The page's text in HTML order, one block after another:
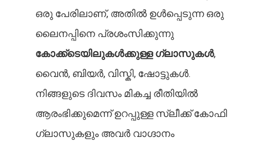
ഒരു പേരിലാണ്, അതിൽ ഉൾപ്പെടുന്ന ഒരു
ലൈനപ്പിനെ പ്രശംസിക്കുന്നു
കോക്ക്ടെയിലുകൾക്കുള്ള ഗ്ലാസുകൾ,
വൈൻ, ബിയർ, വിസ്കി, ഷോട്ടുകൾ.
നിങ്ങളുടെ ദിവസം മികച്ച രീതിയിൽ
ആരംഭിക്കുമെന്ന് ഉറപ്പുള്ള സ്ലീക്ക് കോഫി
ഗ്ലാസുകളും അവർ വാഗ്ദാനം